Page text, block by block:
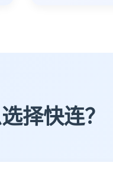
择快连？